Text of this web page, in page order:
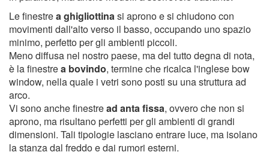
Le finestrea ghigliottinasi aprono e si chiudono con
movimenti dall'alto verso il basso, occupando uno spazio
minimo, perfetto per gli ambienti piccoli.
Meno diffusa nel nostro paese, ma del tutto degna di nota,
è la finestrea bovindo, termine che ricalca l'inglese bow
window, nella quale i vetri sono posti su una struttura ad
arco.
Vi sono anche finestread anta fissa, ovvero che non si
aprono, ma risultano perfetti per gli ambienti di grandi
dimensioni. Tali tipologie lasciano entrare luce, ma isolano
la stanza dal freddo e dai rumori esterni.